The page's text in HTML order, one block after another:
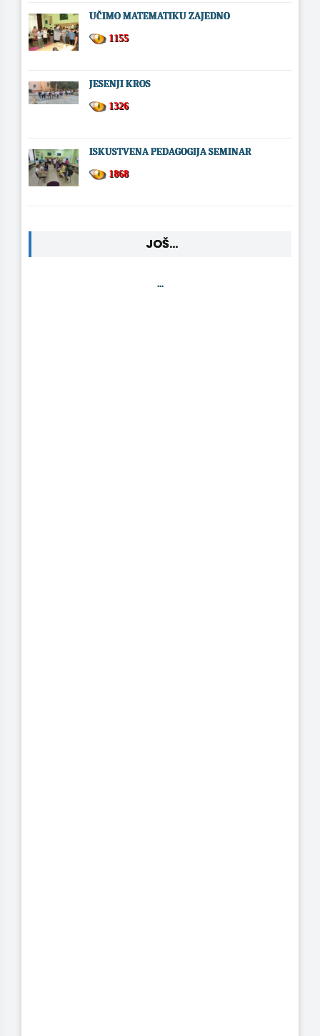
UČIMO MATEMATIKU ZAJEDNO
1155
JESENJI KROS
1326
ISKUSTVENA PEDAGOGIJA SEMINAR
1868
JOŠ...
...